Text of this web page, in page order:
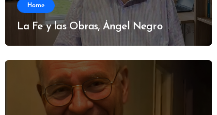
Home
La Fe y las Obras, Ángel Negro